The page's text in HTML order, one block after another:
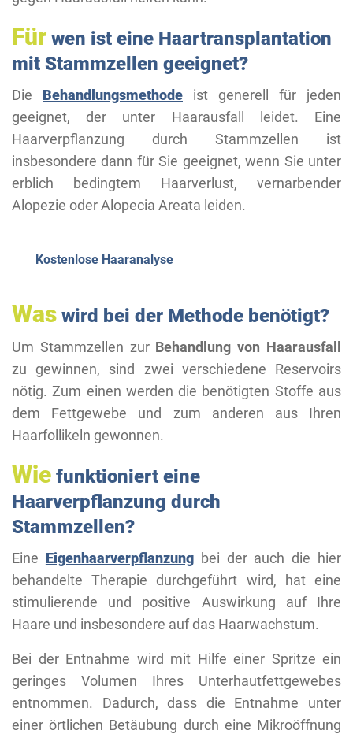
Für wen ist eine Haartransplantation
mit Stammzellen geeignet?
Die Behandlungsmethode ist generell für jeden
geeignet, der unter Haarausfall leidet. Eine
Haarverpflanzung durch Stammzellen ist
insbesondere dann für Sie geeignet, wenn Sie unter
erblich bedingtem Haarverlust, vernarbender
Alopezie oder Alopecia Areata leiden.
Kostenlose Haaranalyse
Was wird bei der Methode benötigt?
Um Stammzellen zur Behandlung von Haarausfall
zu gewinnen, sind zwei verschiedene Reservoirs
nötig. Zum einen werden die benötigten Stoffe aus
dem Fettgewebe und zum anderen aus Ihren
Haarfollikeln gewonnen.
Wie funktioniert eine
Haarverpflanzung durch
Stammzellen?
Eine Eigenhaarverpflanzungbei der auch die hier
behandelte Therapie durchgeführt wird, hat eine
stimulierende und positive Auswirkung auf Ihre
Haare und insbesondere auf das Haarwachstum.
Bei der Entnahme wird mit Hilfe einer Spritze ein
geringes Volumen Ihres Unterhautfettgewebes
entnommen. Dadurch, dass die Entnahme unter
einer örtlichen Betäubung durch eine Mikroöffnung